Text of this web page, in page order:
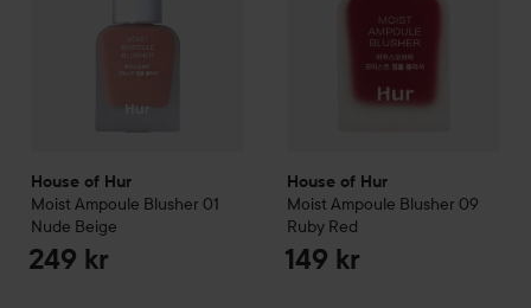
House of Hur
Moist Ampoule Blusher 01
Nude Beige
249 kr
House of Hur
Moist Ampoule Blusher 09
Ruby Red
149 kr